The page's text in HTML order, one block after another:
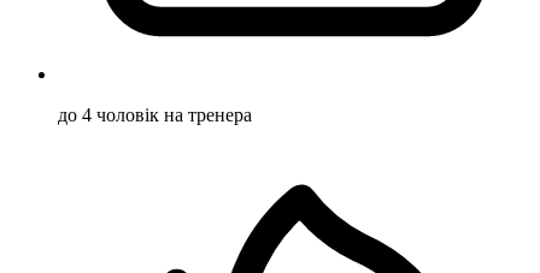
до 4 чоловік на тренера